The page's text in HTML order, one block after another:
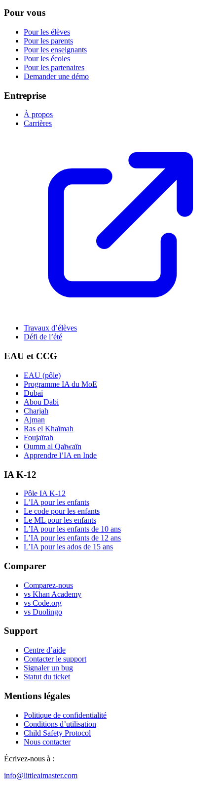
Pour vous
Pour les élèves
Pour les parents
Pour les enseignants
Pour les écoles
Pour les partenaires
Demander une démo
Entreprise
À propos
Carrières
Travaux d’élèves
Défi de l’été
EAU et CCG
EAU (pôle)
Programme IA du MoE
Dubaï
Abou Dabi
Charjah
Ajman
Ras el Khaïmah
Foujaïrah
Oumm al Qaïwaïn
Apprendre l’IA en Inde
IA K-12
Pôle IA K-12
L’IA pour les enfants
Le code pour les enfants
Le ML pour les enfants
L’IA pour les enfants de 10 ans
L’IA pour les enfants de 12 ans
L’IA pour les ados de 15 ans
Comparer
Comparez-nous
vs Khan Academy
vs Code.org
vs Duolingo
Support
Centre d’aide
Contacter le support
Signaler un bug
Statut du ticket
Mentions légales
Politique de confidentialité
Conditions d’utilisation
Child Safety Protocol
Nous contacter
Écrivez-nous à :
info@littleaimaster.com